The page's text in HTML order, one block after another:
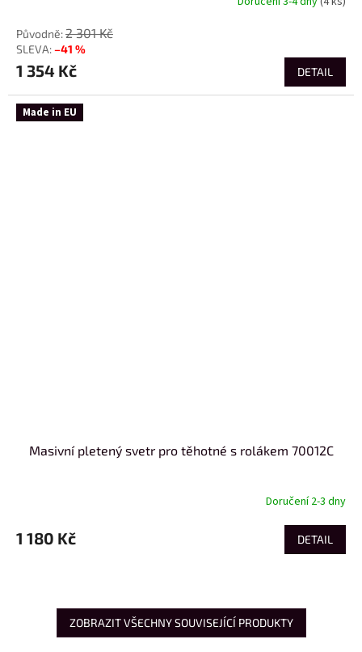
2 301 Kč
–41 %
1 354 Kč DETAIL
Made in EU
Masivní pletený svetr pro těhotné s rolákem 70012C
Doručení 2-3 dny
1 180 Kč DETAIL
ZOBRAZIT VŠECHNY SOUVISEJÍCÍ PRODUKTY